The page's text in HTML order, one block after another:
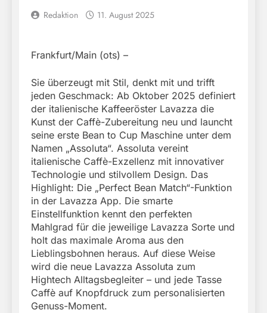
Redaktion 11. August 2025
Frankfurt/Main (ots) –
Sie überzeugt mit Stil, denkt mit und trifft
jeden Geschmack: Ab Oktober 2025 definiert
der italienische Kaffeeröster Lavazza die
Kunst der Caffè-Zubereitung neu und launcht
seine erste Bean to Cup Maschine unter dem
Namen „Assoluta“. Assoluta vereint
italienische Caffè-Exzellenz mit innovativer
Technologie und stilvollem Design. Das
Highlight: Die „Perfect Bean Match“-Funktion
in der Lavazza App. Die smarte
Einstellfunktion kennt den perfekten
Mahlgrad für die jeweilige Lavazza Sorte und
holt das maximale Aroma aus den
Lieblingsbohnen heraus. Auf diese Weise
wird die neue Lavazza Assoluta zum
Hightech Alltagsbegleiter – und jede Tasse
Caffè auf Knopfdruck zum personalisierten
Genuss-Moment.